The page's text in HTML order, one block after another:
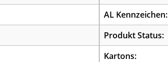
AL Kennzeichen:
Produkt Status:
Kartons: